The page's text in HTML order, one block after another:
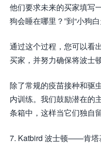
他们要求未来的买家填写
狗会睡在哪里？”到“小狗
通过这个过程，您可以看
买家，并努力确保将波士
除了常规的疫苗接种和驱
内训练。我们鼓励潜在的
条箱中，这样当它们独自
7. Katbird 波士顿——肯塔